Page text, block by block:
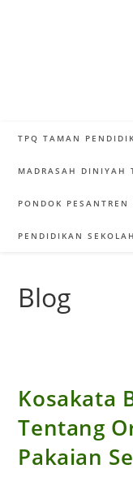
TPQ TAMAN
MADRASAH DINIYAH
PONDOK PESANTREN
PENDIDIKAN
Blog
Kosakata
Tentang
Pakaian